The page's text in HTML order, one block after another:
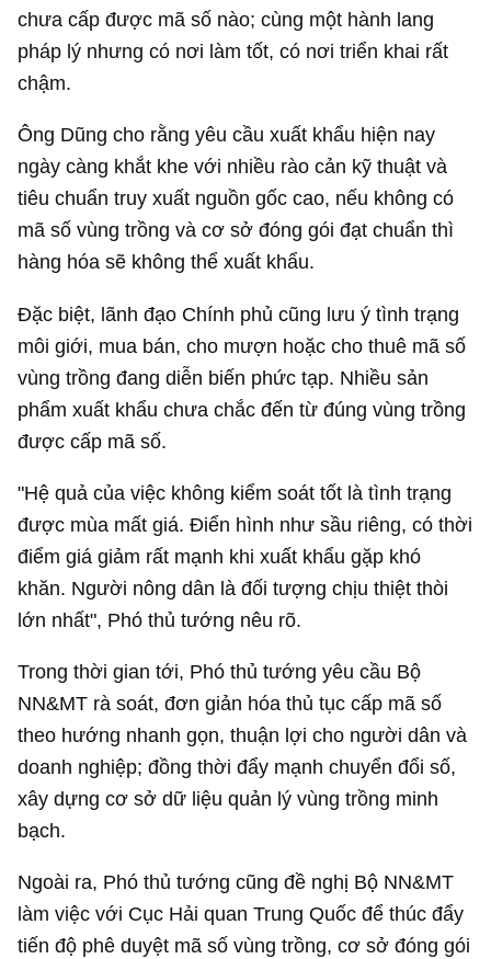
chưa cấp được mã số nào; cùng một hành lang
pháp lý nhưng có nơi làm tốt, có nơi triển khai rất
chậm.
Ông Dũng cho rằng yêu cầu xuất khẩu hiện nay
ngày càng khắt khe với nhiều rào cản kỹ thuật và
tiêu chuẩn truy xuất nguồn gốc cao, nếu không có
mã số vùng trồng và cơ sở đóng gói đạt chuẩn thì
hàng hóa sẽ không thể xuất khẩu.
Đặc biệt, lãnh đạo Chính phủ cũng lưu ý tình trạng
môi giới, mua bán, cho mượn hoặc cho thuê mã số
vùng trồng đang diễn biến phức tạp. Nhiều sản
phẩm xuất khẩu chưa chắc đến từ đúng vùng trồng
được cấp mã số.
"Hệ quả của việc không kiểm soát tốt là tình trạng
được mùa mất giá. Điển hình như sầu riêng, có thời
điểm giá giảm rất mạnh khi xuất khẩu gặp khó
khăn. Người nông dân là đối tượng chịu thiệt thòi
lớn nhất", Phó thủ tướng nêu rõ.
Trong thời gian tới, Phó thủ tướng yêu cầu Bộ
NN&MT rà soát, đơn giản hóa thủ tục cấp mã số
theo hướng nhanh gọn, thuận lợi cho người dân và
doanh nghiệp; đồng thời đẩy mạnh chuyển đổi số,
xây dựng cơ sở dữ liệu quản lý vùng trồng minh
bạch.
Ngoài ra, Phó thủ tướng cũng đề nghị Bộ NN&MT
làm việc với Cục Hải quan Trung Quốc để thúc đẩy
tiến độ phê duyệt mã số vùng trồng, cơ sở đóng gói